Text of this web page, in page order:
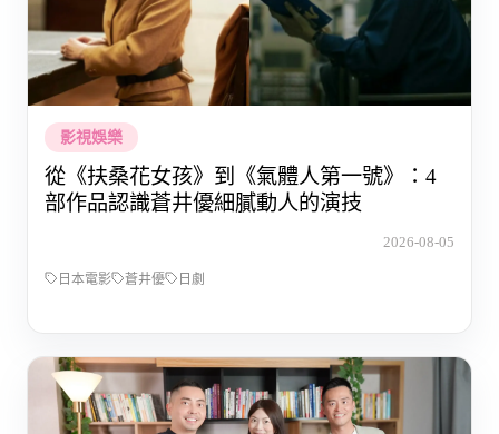
影視娛樂
從《扶桑花女孩》到《氣體人第一號》：4
部作品認識蒼井優細膩動人的演技
2026-08-05
日本電影 蒼井優 日劇